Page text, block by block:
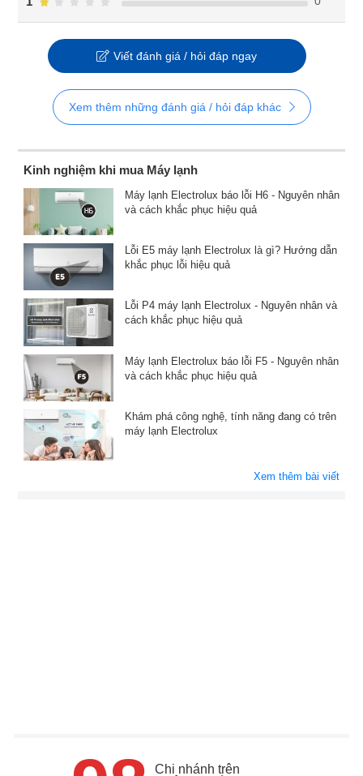
Viết đánh giá / hỏi đáp ngay
Xem thêm những đánh giá / hỏi đáp khác
Kinh nghiệm khi mua Máy lạnh
Máy lạnh Electrolux báo lỗi H6 - Nguyên nhân
và cách khắc phục hiệu quả
Lỗi E5 máy lạnh Electrolux là gì? Hướng dẫn
khắc phục lỗi hiệu quả
Lỗi P4 máy lạnh Electrolux - Nguyên nhân và
cách khắc phục hiệu quả
Máy lạnh Electrolux báo lỗi F5 - Nguyên nhân
và cách khắc phục hiệu quả
Khám phá công nghệ, tính năng đang có trên
máy lạnh Electrolux
Xem thêm bài viết
Chi nhánh trên